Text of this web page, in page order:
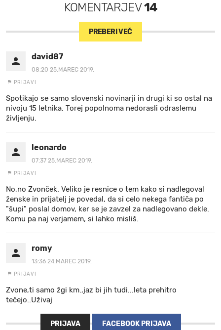
KOMENTARJEV14
PREBERI VEČ
david87
08:20 25.MAREC 2019.
PRIJAVI
Spotikajo se samo slovenski novinarji in drugi ki so ostal na
nivoju 15 letnika. Torej popolnoma nedorasli odraslemu
življenju.
leonardo
07:37 25.MAREC 2019.
PRIJAVI
No,no Zvonček. Veliko je resnice o tem kako si nadlegoval
ženske in prijatelj je povedal, da si celo nekega fantiča po
"šupi" poslal domov, ker se je zavzel za nadlegovano dekle.
Komu pa naj verjamem, si lahko misliš.
romy
13:36 24.MAREC 2019.
PRIJAVI
Zvone,ti samo žgi km.,jaz bi jih tudi...leta prehitro
tečejo..Uživaj
PRIJAVA FACEBOOK PRIJAVA